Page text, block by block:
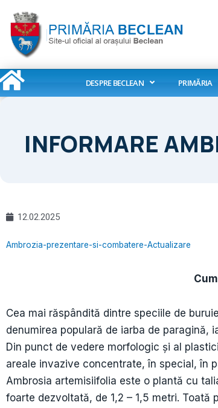
content
DESPRE BECLEAN PRIMĂRIA
INFORMARE
12.02.2025
Ambrozia-prezentare-si-combatere-Actualizare
Cea mai răspândită dintre speciile de
denumirea populară de iarba de paragină,
Din punct de vedere morfologic și al
areale invazive concentrate, în special, în
Ambrosia artemisiifolia este o plantă cu
foarte dezvoltată, de 1,2 – 1,5 metri.